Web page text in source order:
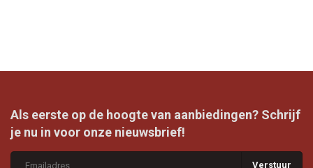
Als eerste op de hoogte van aanbiedingen? Schrijf
je nu in voor onze nieuwsbrief!
Verstuur